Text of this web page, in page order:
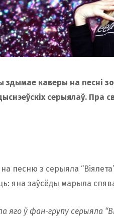
здымае каверы на песні
серыялаў. Пра
песню з серыяла
яна заўсёды марыла
яго ў фан-групу серыяла